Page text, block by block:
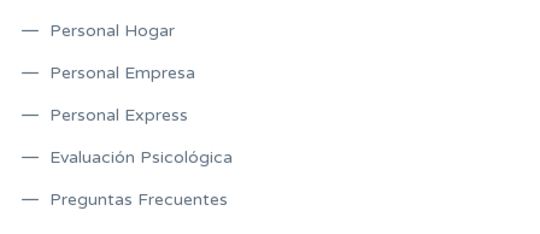
Personal Hogar
Personal Empresa
Personal Express
Evaluación Psicológica
Preguntas Frecuentes